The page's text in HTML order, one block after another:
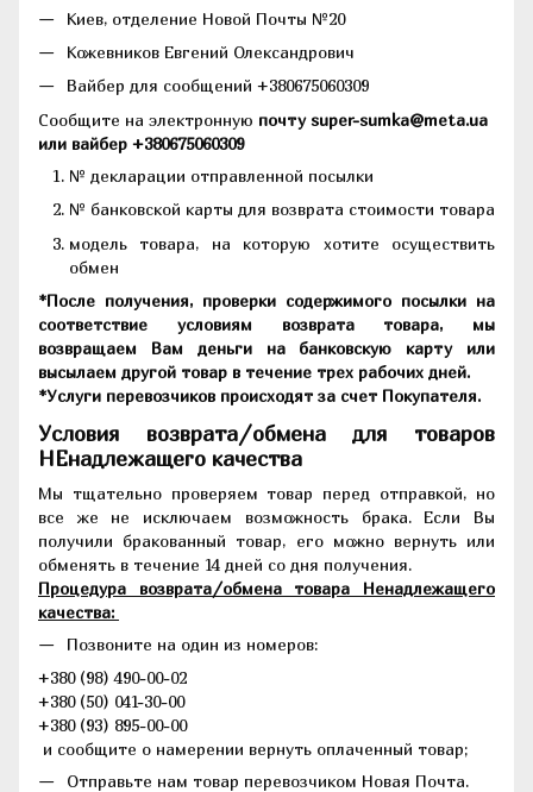
Киев, отделение Новой Почты №20
Кожевников Евгений Олександрович
Вайбер для сообщений +380675060309
Сообщите на электронную почту super-sumka@meta.ua
или вайбер +380675060309
№ декларации отправленной посылки
№ банковской карты для возврата стоимости товара
модель товара, на которую хотите осуществить
обмен
*После получения, проверки содержимого посылки на
соответствие условиям возврата товара, мы
возвращаем Вам деньги на банковскую карту или
высылаем другой товар в течение трех рабочих дней.
*Услуги перевозчиков происходят за счет Покупателя.
Условия возврата/обмена для товаров
НЕнадлежащего качества
Мы тщательно проверяем товар перед отправкой, но
все же не исключаем возможность брака. Если Вы
получили бракованный товар, его можно вернуть или
обменять в течение 14 дней со дня получения.
Процедура возврата/обмена товара Ненадлежащего
качества:
Позвоните на один из номеров:
+380 (98) 490-00-02
+380 (50) 041-30-00
+380 (93) 895-00-00
и сообщите о намерении вернуть оплаченный товар;
Отправьте нам товар перевозчиком Новая Почта.